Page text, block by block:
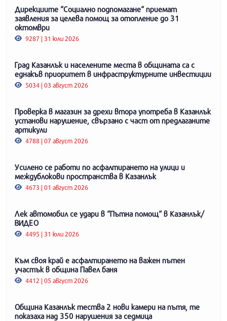
Дирекциите “Социално подпомагане“ приемат
заявления за целева помощ за отопление до 31
октомври
9287 | 31 юли 2026
Град Казанлък и населените места в общината са с
еднакъв приоритет в инфраструктурните инвестиции
5034 | 03 август 2026
Проверка в магазин за дрехи втора употреба в Казанлък
установи нарушение, свързано с част от предлаганите
артикули
4788 | 07 август 2026
Усилено се работи по асфалтирането на улици и
междублокови пространства в Казанлък
4673 | 01 август 2026
Лек автомобил се удари в “Пътна помощ“ в Казанлък/
ВИДЕО
4495 | 31 юли 2026
Към своя край е асфалтирането на важен пътен
участък в община Павел баня
4412 | 05 август 2026
Община Казанлък тества 2 нови камери на пътя, те
показаха над 350 нарушения за седмица